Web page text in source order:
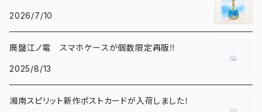
2026/7/10
廃盤江ノ電 スマホケースが個数限定再販‼️
2025/8/13
湘南スピリット新作ポストカードが入荷しました！